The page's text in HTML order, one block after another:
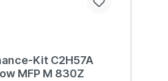
Kit C2H57A
MFP M 830Z